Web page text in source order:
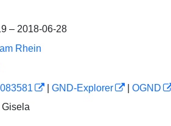
– 2018-06-28
Rhein
GND-Explorer
OGND